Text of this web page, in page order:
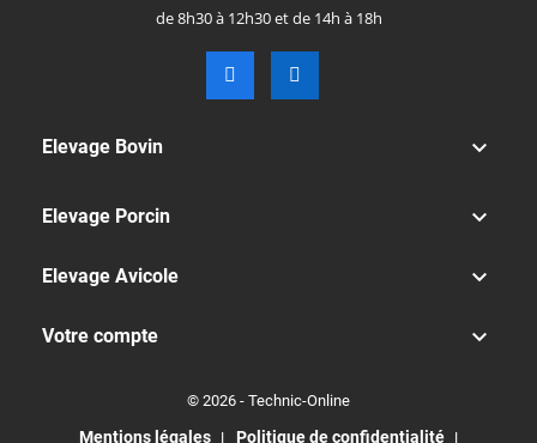
de 8h30 à 12h30 et de 14h à 18h
Elevage Bovin 
Elevage Porcin 
Elevage Avicole 
Votre compte 
© 2026 - Technic-Online
Mentions légales Politique de confidentialité